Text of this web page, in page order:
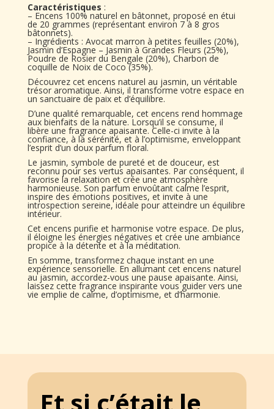
Caractéristiques :
– Encens 100% naturel en bâtonnet, proposé en étui
de 20 grammes (représentant environ 7 à 8 gros
bâtonnets).
– Ingrédients : Avocat marron à petites feuilles (20%),
Jasmin d’Espagne – Jasmin à Grandes Fleurs (25%),
Poudre de Rosier du Bengale (20%), Charbon de
coquille de Noix de Coco (35%).
Découvrez cet encens naturel au jasmin, un véritable
trésor aromatique. Ainsi, il transforme votre espace en
un sanctuaire de paix et d’équilibre.
D’une qualité remarquable, cet encens rend hommage
aux bienfaits de la nature. Lorsqu’il se consume, il
libère une fragrance apaisante. Celle-ci invite à la
confiance, à la sérénité, et à l’optimisme, enveloppant
l’esprit d’un doux parfum floral.
Le jasmin, symbole de pureté et de douceur, est
reconnu pour ses vertus apaisantes. Par conséquent, il
favorise la relaxation et crée une atmosphère
harmonieuse. Son parfum envoûtant calme l’esprit,
inspire des émotions positives, et invite à une
introspection sereine, idéale pour atteindre un équilibre
intérieur.
Cet encens purifie et harmonise votre espace. De plus,
il éloigne les énergies négatives et crée une ambiance
propice à la détente et à la méditation.
En somme, transformez chaque instant en une
expérience sensorielle. En allumant cet encens naturel
au jasmin, accordez-vous une pause apaisante. Ainsi,
laissez cette fragrance inspirante vous guider vers une
vie emplie de calme, d’optimisme, et d’harmonie.